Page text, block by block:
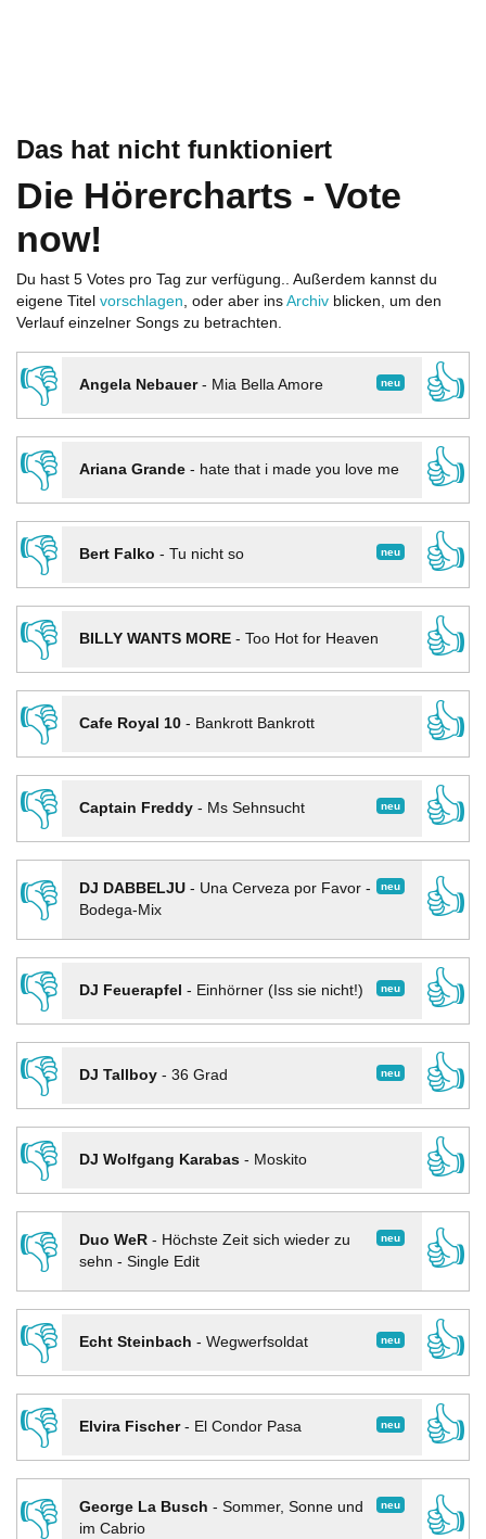
Das hat nicht funktioniert
Die Hörercharts - Vote
now!
Du hast 5 Votes pro Tag zur verfügung.. Außerdem kannst du
eigene Titel vorschlagen, oder aber ins Archiv blicken, um den
Verlauf einzelner Songs zu betrachten.
👎 neu
Angela Nebauer- Mia Bella Amore
👍
👎
Ariana Grande- hate that i made you love me
👍
👎
neu
Bert Falko - Tu nicht so
👍
👎
BILLY WANTS MORE- Too Hot for Heaven
👍
👎
Cafe Royal 10- Bankrott Bankrott
👍
👎
neu
Captain Freddy- Ms Sehnsucht
👍
👎
neu
DJ DABBELJU- Una Cerveza por Favor -
Bodega-Mix
👍
👎
neu
DJ Feuerapfel - Einhörner (Iss sie nicht!)
👍
👎
neu
DJ Tallboy- 36 Grad
👍
👎
DJ Wolfgang Karabas- Moskito
👍
👎
neu
Duo WeR- Höchste Zeit sich wieder zu
sehn - Single Edit
👍
👎
neu
Echt Steinbach - Wegwerfsoldat
👍
👎
neu
Elvira Fischer- El Condor Pasa
👍
👎
neu
George La Busch - Sommer, Sonne und
im Cabrio
👍